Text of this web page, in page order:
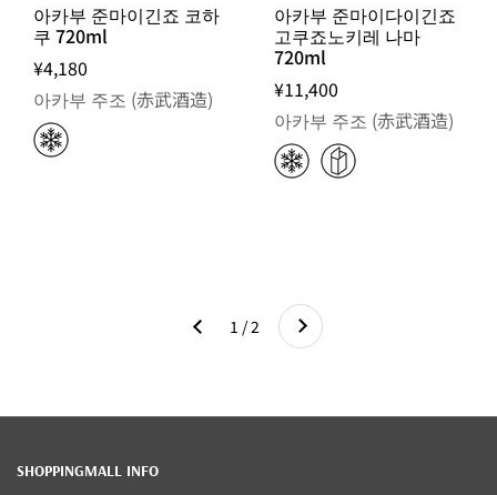
아카부 준마이긴죠 코하
쿠 720ml
¥4,180
아카부 주조 (赤武酒造)
아카부 준마이다이긴죠
고쿠죠노키레 나마
720ml
¥11,400
아카부 주조 (赤武酒造)
이전 1 / 2 다음
SHOPPINGMALL INFO